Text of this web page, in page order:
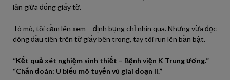
lẫn giữa đống giấy tờ.
Tò mò, tôi cầm lên xem – định bụng chỉ nhìn qua. Nhưng vừa đọc
dòng đầu tiên trên tờ giấy bên trong, tay tôi run lên bần bật.
“Kết quả xét nghiệm sinh thiết – Bệnh viện K Trung ương.”
“Chẩn đoán: U biểu mô tuyến vú giai đoạn II.”